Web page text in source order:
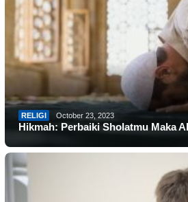
RELIGI October 23, 2023
Hikmah: Perbaiki Sholatmu Maka